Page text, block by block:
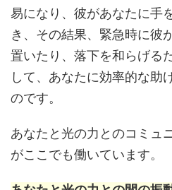
易になり、彼があなたに手
き、その結果、緊急時に彼
置いたり、落下を和らげる
して、あなたに効率的な助
のです。
あなたと光の力とのコミュ
がここでも働いています。